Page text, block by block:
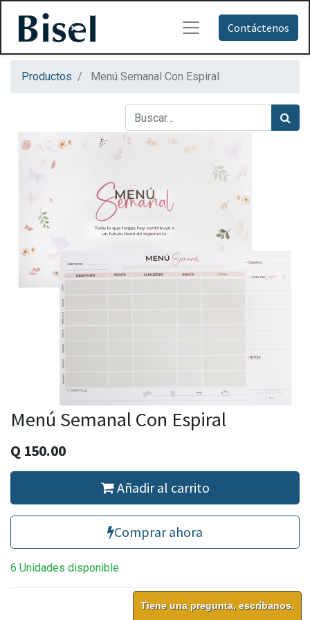
Contáctenos
Productos Menú Semanal Con Espiral
Menú Semanal Con Espiral
Q 150.00
Añadir al carrito
Comprar ahora
6 Unidades disponible
Tiene una pregunta, escríbanos.